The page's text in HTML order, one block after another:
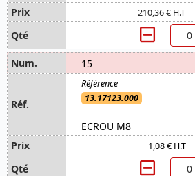
210,36 € H.T
15
13.17123.000
ECROU M8
1,08 € H.T